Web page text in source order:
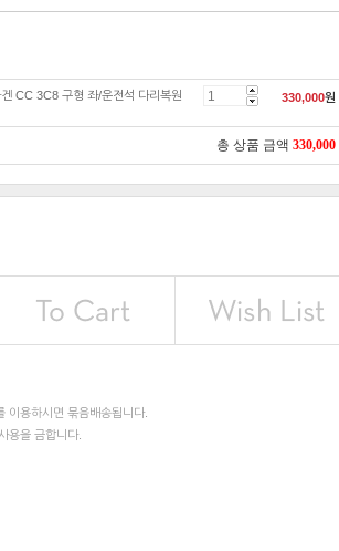
CC 3C8 구형 좌/운전석 다리복원
330,000원
총 상품 금액 330,000
이용하시면 묶음배송됩니다.
용을 금합니다.